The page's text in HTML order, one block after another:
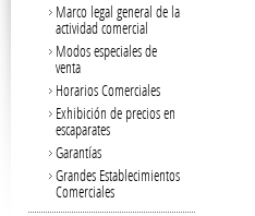
Marco legal general de la
actividad comercial
Modos especiales de
venta
Horarios Comerciales
Exhibición de precios en
escaparates
Garantías
Grandes Establecimientos
Comerciales